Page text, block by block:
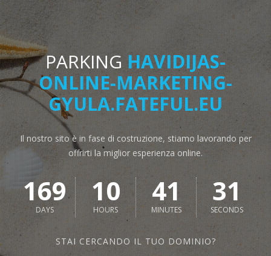
PARKINGHAVIDIJAS-
ONLINE-MARKETING-
GYULA.FATEFUL.EU
Il nostro sito è in fase di costruzione, stiamo lavorando per
offrirti la miglior esperienza online.
169
DAYS
10
HOURS
41
MINUTES
31
SECONDS
STAI CERCANDO IL TUO DOMINIO?